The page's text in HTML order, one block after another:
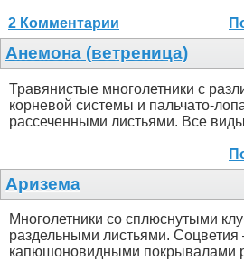
2 Комментарии
Анемона (ветреница)
Травянистые многолетники с
корневой системы и пальчато-
рассеченными листьями. Все
Аризема
Многолетники со сплюснутыми
раздельными листьями. Соцветия
капюшоновидными покрывалами